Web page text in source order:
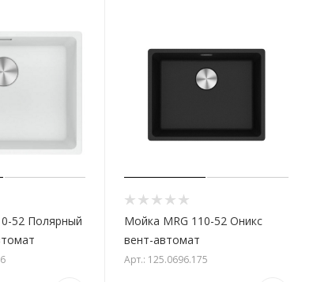
52 Полярный
Мойка MRG 110-52 Оникс
вент-автомат
Арт.: 125.0696.175